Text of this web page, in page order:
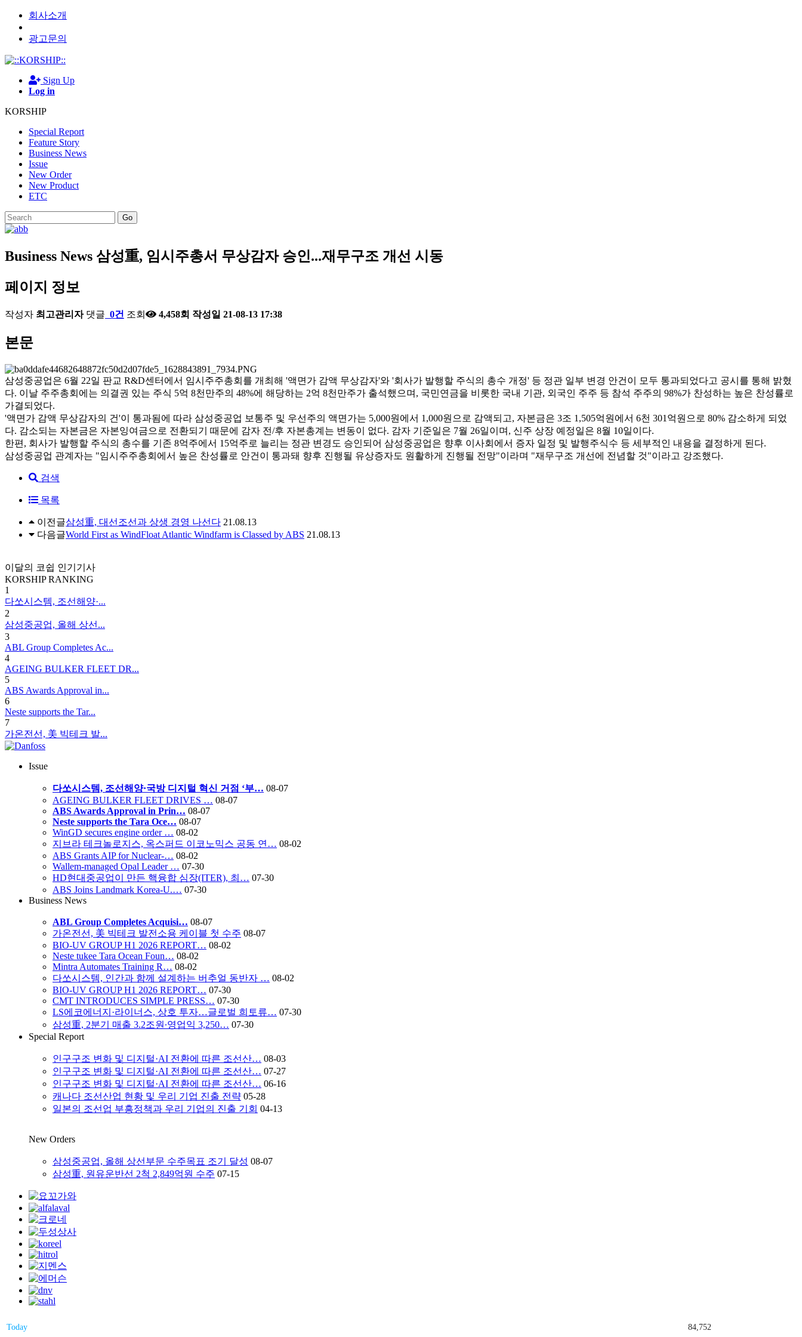
회사소개
광고문의
Sign Up
Log in
KORSHIP
Special Report
Feature Story
Business News
Issue
New Order
New Product
ETC
Go
Business News 삼성重, 임시주총서 무상감자 승인...재무구조 개선 시동
페이지 정보
작성자 최고관리자 댓글 0건 조회 4,458회 작성일 21-08-13 17:38
본문
삼성중공업은 6월 22일 판교 R&D센터에서 임시주주총회를 개최해 '액면가 감액 무상감자'와 '회사가 발행할 주식의 총수 개정' 등 정관 일부 변경 안건이 모두 통과되었다고 공시를 통해 밝혔
다. 이날 주주총회에는 의결권 있는 주식 5억 8천만주의 48%에 해당하는 2억 8천만주가 출석했으며, 국민연금을 비롯한 국내 기관, 외국인 주주 등 참석 주주의 98%가 찬성하는 높은 찬성률로
가결되었다.
'액면가 감액 무상감자의 건'이 통과됨에 따라 삼성중공업 보통주 및 우선주의 액면가는 5,000원에서 1,000원으로 감액되고, 자본금은 3조 1,505억원에서 6천 301억원으로 80% 감소하게 되었
다. 감소되는 자본금은 자본잉여금으로 전환되기 때문에 감자 전/후 자본총계는 변동이 없다. 감자 기준일은 7월 26일이며, 신주 상장 예정일은 8월 10일이다.
한편, 회사가 발행할 주식의 총수를 기존 8억주에서 15억주로 늘리는 정관 변경도 승인되어 삼성중공업은 향후 이사회에서 증자 일정 및 발행주식수 등 세부적인 내용을 결정하게 된다.
삼성중공업 관계자는 "임시주주총회에서 높은 찬성률로 안건이 통과돼 향후 진행될 유상증자도 원활하게 진행될 전망"이라며 "재무구조 개선에 전념할 것"이라고 강조했다.
검색
목록
이전글삼성重, 대선조선과 상생 경영 나선다 21.08.13
다음글World First as WindFloat Atlantic Windfarm is Classed by ABS 21.08.13
이달의 코쉽 인기기사
KORSHIP RANKING
1
다쏘시스템, 조선해양·...
2
삼성중공업, 올해 상선...
3
ABL Group Completes Ac...
4
AGEING BULKER FLEET DR...
5
ABS Awards Approval in...
6
Neste supports the Tar...
7
가온전선, 美 빅테크 발...
Issue
다쏘시스템, 조선해양·국방 디지털 혁신 거점 ‘부… 08-07
AGEING BULKER FLEET DRIVES … 08-07
ABS Awards Approval in Prin… 08-07
Neste supports the Tara Oce… 08-07
WinGD secures engine order … 08-02
지브라 테크놀로지스, 옥스퍼드 이코노믹스 공동 연… 08-02
ABS Grants AIP for Nuclear-… 08-02
Wallem-managed Opal Leader … 07-30
HD현대중공업이 만든 핵융합 심장(ITER), 최… 07-30
ABS Joins Landmark Korea-U.… 07-30
Business News
ABL Group Completes Acquisi… 08-07
가온전선, 美 빅테크 발전소용 케이블 첫 수주 08-07
BIO-UV GROUP H1 2026 REPORT… 08-02
Neste tukee Tara Ocean Foun… 08-02
Mintra Automates Training R… 08-02
다쏘시스템, 인간과 함께 설계하는 버추얼 동반자 … 08-02
BIO-UV GROUP H1 2026 REPORT… 07-30
CMT INTRODUCES SIMPLE PRESS… 07-30
LS에코에너지·라이너스, 상호 투자…글로벌 희토류… 07-30
삼성重, 2분기 매출 3.2조원∙영업익 3,250… 07-30
Special Report
인구구조 변화 및 디지털·AI 전환에 따른 조선산… 08-03
인구구조 변화 및 디지털·AI 전환에 따른 조선산… 07-27
인구구조 변화 및 디지털·AI 전환에 따른 조선산… 06-16
캐나다 조선산업 현황 및 우리 기업 진출 전략 05-28
일본의 조선업 부흥정책과 우리 기업의 진출 기회 04-13
New Orders
삼성중공업, 올해 상선부문 수주목표 조기 달성 08-07
삼성重, 원유운반선 2척 2,849억원 수주 07-15
Today 84,752